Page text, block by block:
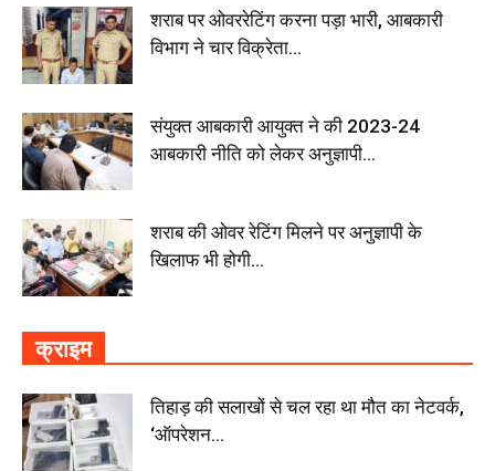
शराब पर ओवररेटिंग करना पड़ा भारी, आबकारी
विभाग ने चार विक्रेता...
संयुक्त आबकारी आयुक्त ने की 2023-24
आबकारी नीति को लेकर अनुज्ञापी...
शराब की ओवर रेटिंग मिलने पर अनुज्ञापी के
खिलाफ भी होगी...
क्राइम
तिहाड़ की सलाखों से चल रहा था मौत का नेटवर्क,
‘ऑपरेशन...